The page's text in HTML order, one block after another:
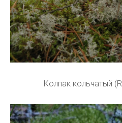
Колпак кольчатый